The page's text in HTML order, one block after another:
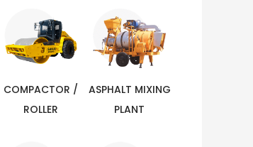
COMPACTOR /
ROLLER
ASPHALT MIXING
PLANT